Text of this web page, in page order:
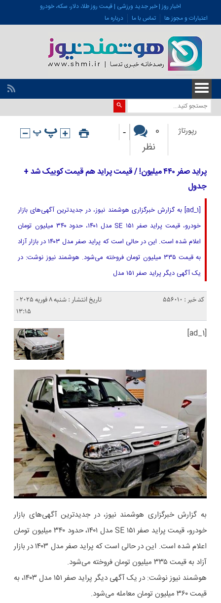
اخبار روز | خبر جدید ورزشی | قیمت روز طلا، دلار، سکه، خودرو
اعتبارات و مجوز ها
تماس با ما درباره ما
رپورتاژ
0
نظر
-
پراید صفر ۴۴۰ میلیون! / قیمت پراید هم قیمت کوییک شد +
جدول
[ad_1] به گزارش خبرگزاری هوشمند نیوز، در جدیدترین آگهی‌های بازار
خودرو، قیمت پراید صفر SE ۱۵۱ مدل ۱۴۰۱، حدود ۳۴۰ میلیون تومان
اعلام شده است. این در حالی است که پراید صفر مدل ۱۴۰۳ در بازار آزاد
به قیمت ۳۳۵ میلیون تومان فروخته می‌شود. هوشمند نیوز نوشت: در
یک آگهی دیگر پراید صفر ۱۵۱ مدل
کد خبر : 556010
تاریخ انتشار : شنبه 8 فوریه 2025 -
13:15
[ad_1]
به گزارش خبرگزاری هوشمند نیوز، در جدیدترین آگهی‌های بازار
خودرو، قیمت پراید صفر SE ۱۵۱ مدل ۱۴۰۱، حدود ۳۴۰ میلیون تومان
اعلام شده است. این در حالی است که پراید صفر مدل ۱۴۰۳ در بازار
آزاد به قیمت ۳۳۵ میلیون تومان فروخته می‌شود.
هوشمند نیوز نوشت: در یک آگهی دیگر پراید صفر ۱۵۱ مدل ۱۴۰۳، به
قیمت ۳۶۰ میلیون تومان معامله می‌شود.